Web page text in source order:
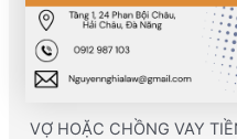
VỢ HOẶC CHỒNG VAY